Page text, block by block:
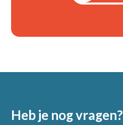
Heb je nog vragen?